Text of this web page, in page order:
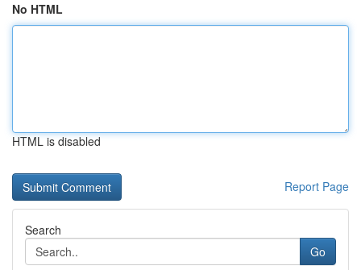
No HTML
HTML is disabled
Report Page
Search
Go